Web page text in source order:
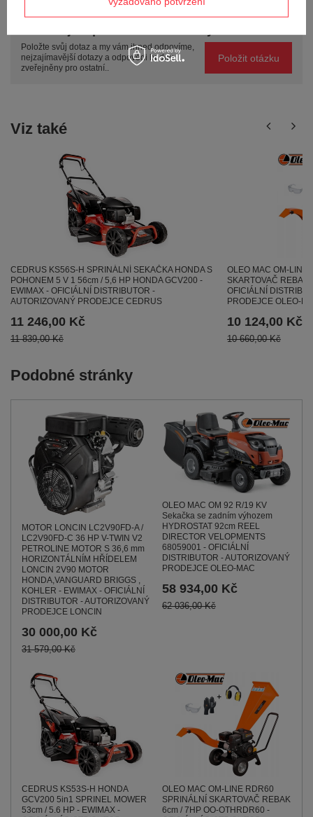
Položte svůj dotaz a my vám ihned odpovíme,
nejzajímavější dotazy a odpovědi budou
zveřejněny pro ostatní..
Položit otázku
Viz také
CEDRUS KS56S-H SPRINÁLNÍ SEKAČKA HONDA S
POHONEM 5 V 1 56cm / 5,6 HP HONDA GCV200 -
EWIMAX - OFICIÁLNÍ DISTRIBUTOR -
AUTORIZOVANÝ PRODEJCE CEDRUS
11 246,00 Kč
11 839,00 Kč
OLEO MAC OM-LINE
SKARTOVAČ REBAK
OFICIÁLNÍ
PRODEJCE OLEO-
10 124,00 Kč
10 660,00 Kč
Podobné stránky
MOTOR LONCIN LC2V90FD-A /
LC2V90FD-C 36 HP V-TWIN V2
PETROLINE MOTOR S 36,6 mm
HORIZONTÁLNÍM HŘÍDELEM
LONCIN 2V90 MOTOR
HONDA,VANGUARD BRIGGS ,
KOHLER - EWIMAX - OFICIÁLNÍ
DISTRIBUTOR - AUTORIZOVANÝ
PRODEJCE LONCIN
30 000,00 Kč
31 579,00 Kč
OLEO MAC OM 92 R/19 KV
Sekačka se zadním výhozem
HYDROSTAT 92cm REEL
DIRECTOR VELOPMENTS
68059001 - OFICIÁLNÍ
DISTRIBUTOR - AUTORIZOVANÝ
PRODEJCE OLEO-MAC
58 934,00 Kč
62 036,00 Kč
CEDRUS KS53S-H HONDA
GCV200 5in1 SPRINEL MOWER
53cm / 5.6 HP - EWIMAX -
OLEO MAC OM-LINE RDR60
SPRINÁLNÍ SKARTOVAČ REBAK
6cm / 7HP OO-OTHRDR60 -